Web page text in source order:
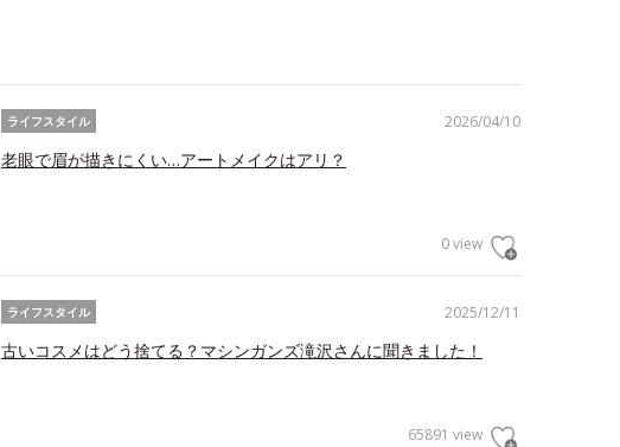
2026/04/10
ライフスタイル
老眼で眉が描きにくい…アートメイクはアリ？
0 view
2025/12/11
ライフスタイル
古いコスメはどう捨てる？マシンガンズ滝沢さんに聞きました！
65891 view